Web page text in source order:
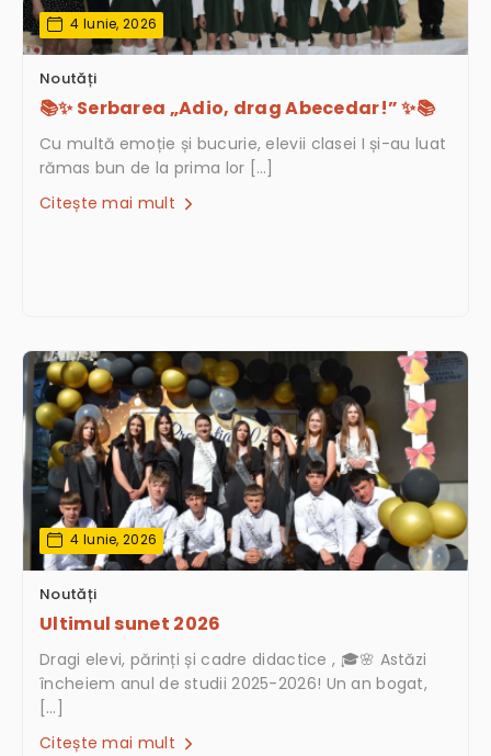
4 Iunie, 2026
Noutăți
📚✨ Serbarea „Adio, drag Abecedar!” ✨📚
Cu multă emoție și bucurie, elevii clasei I și-au luat
rămas bun de la prima lor […]
Citește mai mult
4 Iunie, 2026
Noutăți
Ultimul sunet 2026
Dragi elevi, părinți și cadre didactice , 🎓🌸 Astăzi
încheiem anul de studii 2025-2026! Un an bogat,
[…]
Citește mai mult